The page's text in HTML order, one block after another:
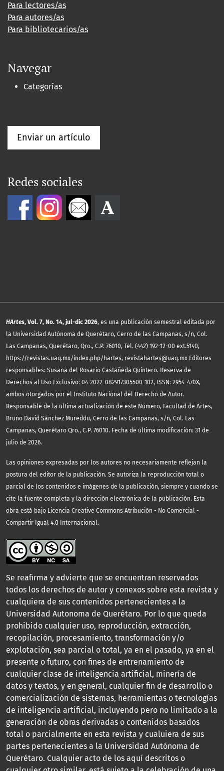
Para lectores/as
Para autores/as
Para bibliotecarios/as
Navegar
Categorías
Enviar un artículo
Redes sociales
HArtes, Vol. 7, No. 14, jul-dic 2026, es una publicación semestral editada por
la Universidad Autónoma de Querétaro, Cerro de las Campanas, s/n, Col.
Las Campanas, Querétaro, Qro., C.P. 76010, Tel. (442) 192-12-00 ext.5140,
https://revistas.uaq.mx/index.php/hartes, revistahartes@uaq.mx Editores
responsables: Susana del Rosario Castañeda Quintero. Reserva de
Derechos al Uso Exclusivo: 04-2022-082917305500-102, ISSN: 2954-470X,
ambos otorgados por el Instituto Nacional del Derecho de Autor.
Responsable de la última actualización de este Número, Facultad de Artes,
Bruno David Sánchez Mureddu, Cerro de las Campanas, s/n, Col. Las
Campanas, Querétaro Qro., C.P. 76010. Fecha de última modificación: 31 de
julio de 2026.
Las opiniones expresadas por los autores no necesariamente reflejan la
postura del editor de la publicación. Se autoriza la reproducción total o
parcial de los contenidos e imágenes de la publicación, siempre y cuando se
cite la fuente completa y la dirección electrónica de la publicación. Esta
obra está bajo Licencia Creative Commons Atribución - No Comercial -
Compartir Igual 4.0 Internacional.
Se reafirma y advierte que se encuentran reservados
todos los derechos de autor y conexos sobre esta revista y
cualquiera de sus contenidos pertenecientes a la
Universidad Autonoma de Querétaro. Por lo que queda
prohibido cualquier uso, reproducción, extracción,
recopilación, procesamiento, transformación y/o
explotación, sea parcial o total, ya en el pasado, ya en el
presente o futuro, con fines de entrenamiento de
cualquier clase de inteligencia artificial, minería de
datos y textos, y en general, cualquier fin de desarrollo o
comercialización de sistemas, herramientas o tecnologías
de inteligencia artificial, incluyendo pero no limitado a la
generación de obras derivadas o contenidos basados
total o parcialmente en esta revista y cualuiera de sus
partes pertenecientes a la Universidad Autónoma de
Querétaro. Cualquier acto de los aquí descritos o